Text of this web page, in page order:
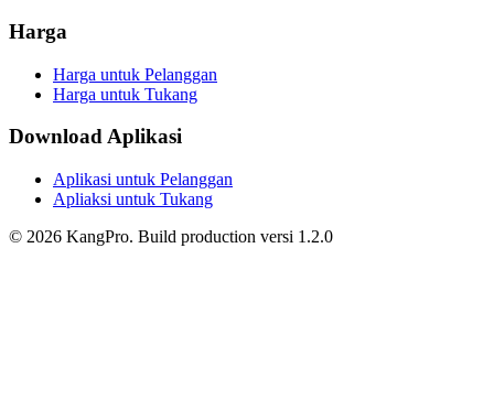
Harga
Harga untuk Pelanggan
Harga untuk Tukang
Download Aplikasi
Aplikasi untuk Pelanggan
Apliaksi untuk Tukang
© 2026 KangPro. Build production versi 1.2.0